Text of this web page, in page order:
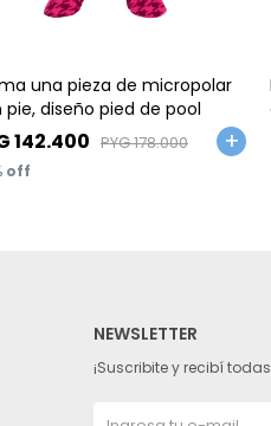
una pieza de micropolar
pie, diseño pied de pool
142.400 PYG178.000
NEWSLETTER
¡Suscribite y recibí